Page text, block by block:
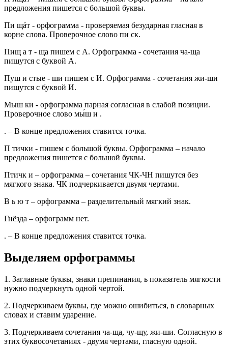
предложения пишется с большой буквы.
Пи щáт - орфограмма - проверяемая безударная гласная в
корне слова. Проверочное слово пи ск.
Пищ а т - ща пишем с А. Орфограмма - сочетания ча-ща
пишутся с буквой А.
Пуш и стые - ши пишем с И. Орфограмма - сочетания жи-ши
пишутся с буквой И.
Мыш ки - орфограмма парная согласная в слабой позиции.
Проверочное слово мы́ш и .
. – В конце предложения ставится точка.
П тички - пишем с большой буквы. Орфограмма – начало
предложения пишется с большой буквы.
Птичк и – орфограмма – сочетания ЧК-ЧН пишутся без
мягкого знака. ЧК подчеркивается двумя чертами.
В ь ю т – орфограмма – разделительный мягкий знак.
Гнёзда – орфограмм нет.
. – В конце предложения ставится точка.
Выделяем орфограммы
1. Заглавные буквы, знаки препинания, ь показатель мягкости
нужно подчеркнуть одной чертой.
2. Подчеркиваем буквы, где можно ошибиться, в словарных
словах и ставим ударение.
3. Подчеркиваем сочетания ча-ща, чу-щу, жи-ши. Согласную в
этих буквосочетаниях - двумя чертами, гласную одной.